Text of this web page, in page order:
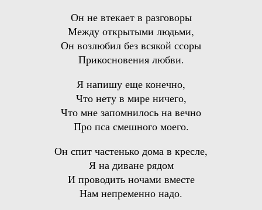
Он не втекает в разговоры
Между открытыми людьми,
Он возлюбил без всякой ссоры
Прикосновения любви.
Я напишу еще конечно,
Что нету в мире ничего,
Что мне запомнилось на вечно
Про пса смешного моего.
Он спит частенько дома в кресле,
Я на диване рядом
И проводить ночами вместе
Нам непременно надо.